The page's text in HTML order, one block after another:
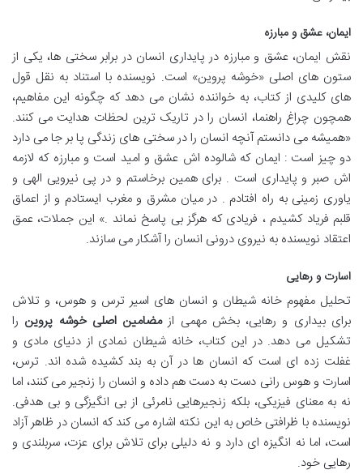
ایمان، عشق و مبارزه
نقش ایمان، عشق و مبارزه در پایداری انسان در برابر سختی ها، یکی از
ستون های اصلی «خوشه پروین» است. نویسنده با استناد به نقل قول
های کلیدی از کتاب، به خواننده نشان می دهد که چگونه این مفاهیم،
همچون چراغ راهنما، انسان را در تاریک ترین لحظات هدایت می کنند.
«همیشه می دانستم آنچه انسان را در سختی های زندگی پا بر جا می دارد
دو چیز است : ایمان که شالوده اش عشق و امید است و مبارزه که لازمه
اش صبر و پایداری است . برای همین برخاستم و در پی نیرویی الهی و
یاوری زمینی به راه افتادم . در میان مشرق و مغرب ایستادم و از اعماق
قلبم فریاد کشیدم ، فریادی که هرگز بی پاسخ نماند .» این جملات، عمق
اعتقاد نویسنده به نیروی درونی انسان را آشکار می سازند.
اسارت و رهایی
تحلیل مفهوم خانه شیطان و انسان های اسیر ترس و هوس، و تلاش
برای بیداری و رهایی، بخش مهمی ازمضامین اصلی خوشه پروین را
تشکیل می دهد. در این کتاب، خانه شیطان نمادی از دنیای مادی و
غفلت زده ای است که انسان ها در آن به بند کشیده شده اند. ترس،
اسارت و هوس رانی دست به دست هم داده و انسان را زنجیر می کنند، اما
نه به معنای فیزیکی، بلکه زنجیرهایی نامرئی از بی انگیزگی و بی هدفی.
نویسنده با ظرافتی خاص به این نکته اشاره می کند که انسان در ظاهر آزاد
است، اما نه انگیزه ای دارد و نه دلیلی برای تلاش برای عزت، سربلندی و
رهایی خود.